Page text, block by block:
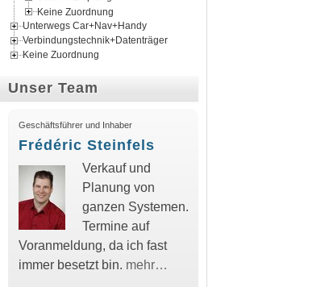
Keine Zuordnung
Unterwegs Car+Nav+Handy
Verbindungstechnik+Datenträger
Keine Zuordnung
Unser Team
Geschäftsführer und Inhaber
Frédéric Steinfels
Verkauf und
Planung von
ganzen Systemen.
Termine auf
Voranmeldung, da ich fast
immer besetzt bin. mehr…